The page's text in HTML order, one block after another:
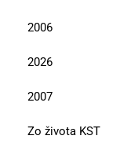
2006
2026
2007
Zo života KST